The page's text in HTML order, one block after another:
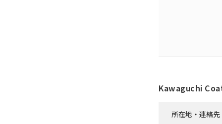
Kawaguchi
所在地・連絡先